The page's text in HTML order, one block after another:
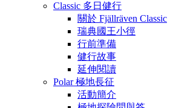
Classic 多日健行
關於 Fjällräven Classic
瑞典國王小徑
行前準備
健行故事
延伸閱讀
Polar 極地長征
活動簡介